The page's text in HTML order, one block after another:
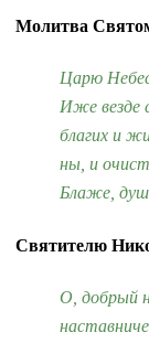
Молитва
Царю
Иже везде
благих и
ны, и
Блаже,
Святителю
О, добрый